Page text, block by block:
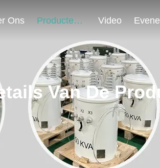
Ons Producten Video
Van De